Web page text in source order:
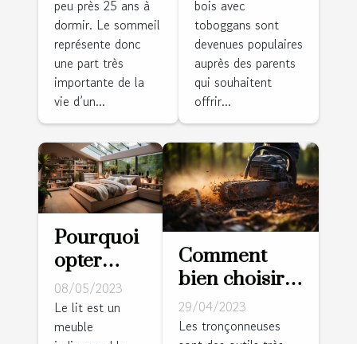
matelas
peu près 25 ans à
dormir. Le sommeil
représente donc
une part très
importante de la
vie d’un...
bois avec
toboggans :
une
expérience
ludique
charmante
pour les
enfants
bois avec
toboggans sont
devenues populaires
auprès des parents
qui souhaitent
offrir...
Pourquoi
opter
pour un
lit avec
dressing
08/05/2023
Le lit est un
meuble
Comment
bien choisir
sa
tronçonneuse
29/04/2023
Les tronçonneuses